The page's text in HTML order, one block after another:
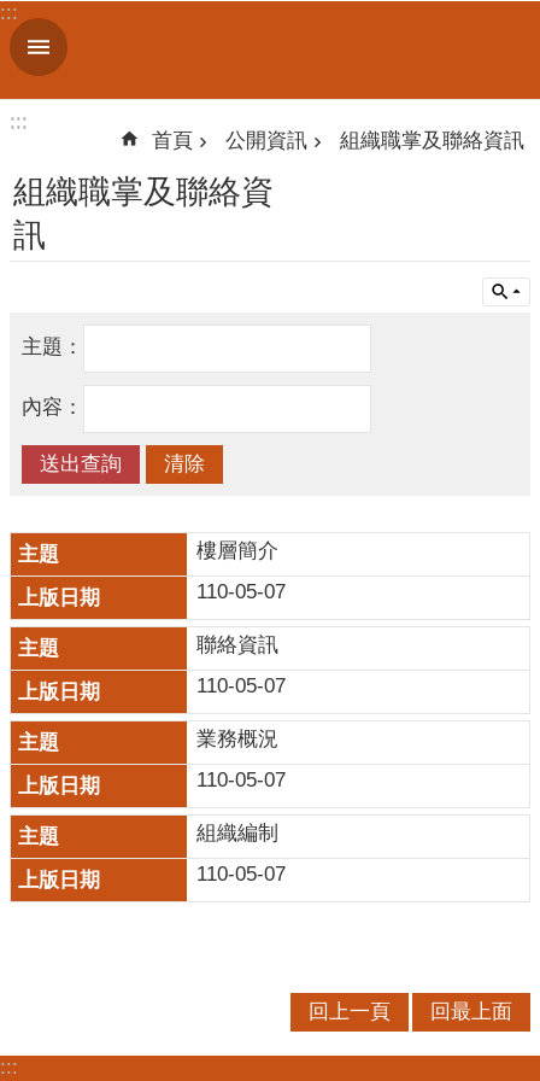
跳到主要內容區塊
進
階
認
息
告
上
服
務
便
民
服
務
公
開
資
訊
業
意
:::
:::
:::
首頁 公開資訊 組織職掌及聯絡資訊
組織職掌及聯絡資
訊
主題：
內容：
樓層簡介
110-05-07
聯絡資訊
110-05-07
業務概況
110-05-07
組織編制
110-05-07
回上一頁 回最上面
:::